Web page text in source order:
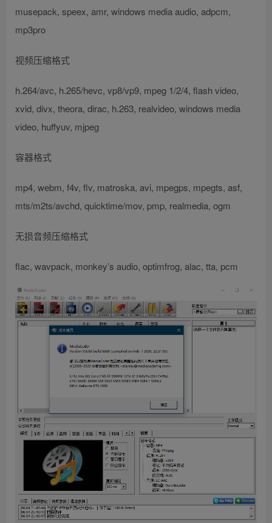
musepack, speex, amr, windows media audio, adpcm,
mp3pro
视频压缩格式
h.264/avc, h.265/hevc, vp8/vp9, mpeg 1/2/4, flash video,
xvid, divx, theora, dirac, h.263, realvideo, windows media
video, huffyuv, mjpeg
容器格式
mp4, webm, f4v, flv, matroska, avi, mpegps, mpegts, asf,
mts/m2ts/avchd, quicktime/mov, pmp, realmedia, ogm
无损音频压缩格式
flac, wavpack, monkey’s audio, optimfrog, alac, tta, pcm